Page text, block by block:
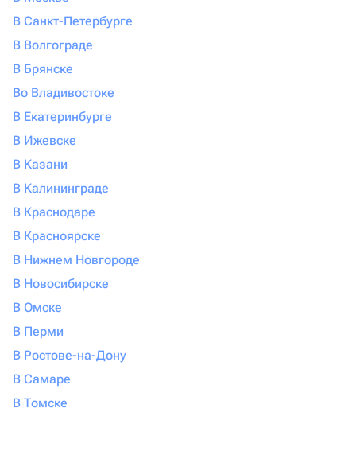
В Санкт-Петербурге
В Волгограде
В Брянске
Во Владивостоке
В Екатеринбурге
В Ижевске
В Казани
В Калининграде
В Краснодаре
В Красноярске
В Нижнем Новгороде
В Новосибирске
В Омске
В Перми
В Ростове-на-Дону
В Самаре
В Томске